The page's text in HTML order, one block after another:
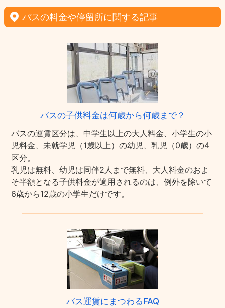
バスの料金や停留所に関する記事
バスの子供料金は何歳から何歳まで？
バスの運賃区分は、中学生以上の大人料金、小学生の小
児料金、未就学児（1歳以上）の幼児、乳児（0歳）の4
区分。
乳児は無料、幼児は同伴2人まで無料、大人料金のおよ
そ半額となる子供料金が適用されるのは、例外を除いて
6歳から12歳の小学生だけです。
バス運賃にまつわるFAQ